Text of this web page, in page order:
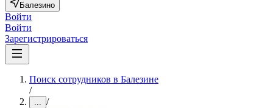
Балезино
Войти
Войти
Зарегистрироваться
Поиск сотрудников в Балезине
/
... /